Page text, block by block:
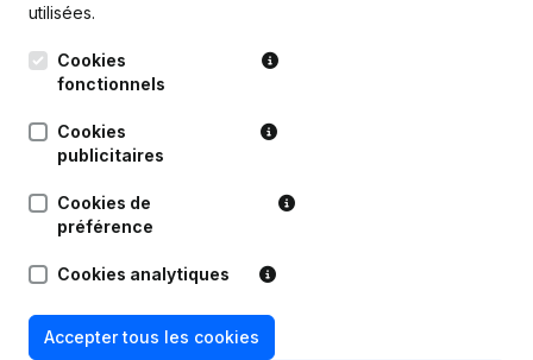
18-03-2025 Siège Social
21-02-2024 Siège Social
28-12-2023
Autres Modifications, …) -
Modification Forme Juridique - Siège
12-11-2012
Rubrique Constitution (Nouvelle
Personne Morale, Ouverture
Succursale, etc...)
utilisées.
Cookies
fonctionnels
Cookies
publicitaires
Cookies de
préférence
Cookies analytiques
Accepter tous les cookies